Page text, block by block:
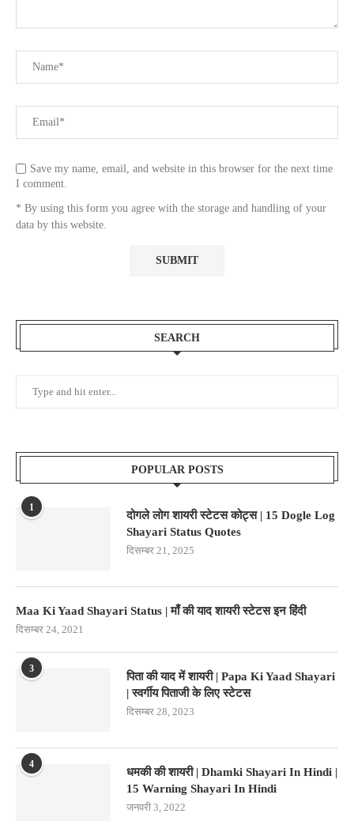
Save my name, email, and website in this browser for the next time
I comment.
* By using this form you agree with the storage and handling of your
data by this website.
SEARCH
POPULAR POSTS
1
दोगले लोग शायरी स्टेटस कोट्स | 15 Dogle Log
Shayari Status Quotes
दिसम्बर 21, 2025
Maa Ki Yaad Shayari Status | माँ की याद शायरी स्टेटस इन हिंदी
दिसम्बर 24, 2021
3
पिता की याद में शायरी | Papa Ki Yaad Shayari
| स्वर्गीय पिताजी के लिए स्टेटस
दिसम्बर 28, 2023
4
धमकी की शायरी | Dhamki Shayari In Hindi |
15 Warning Shayari In Hindi
जनवरी 3, 2022